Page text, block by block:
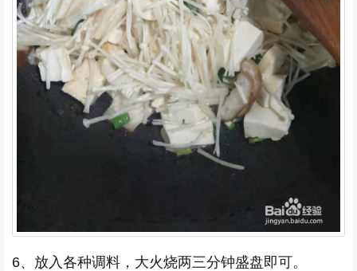
6、放入各种调料，大火烧两三分钟盛盘即可。